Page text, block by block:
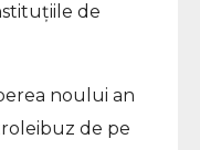
de
noului an
de pe